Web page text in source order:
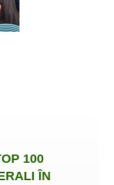
100
ÎN